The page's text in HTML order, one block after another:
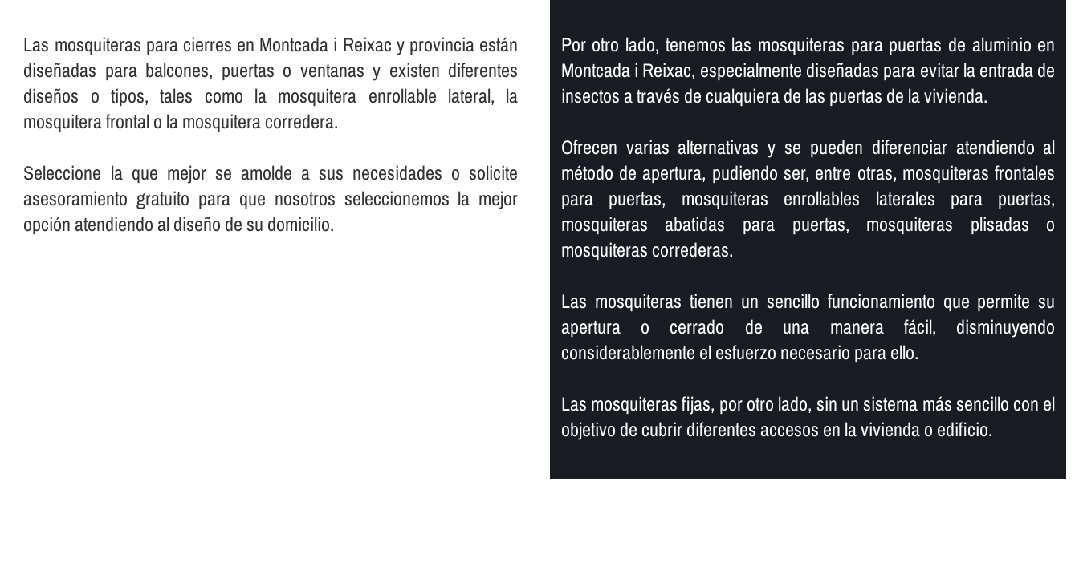
Las mosquiteras para cierres en Montcada i Reixac y provincia están
diseñadas para balcones, puertas o ventanas y existen diferentes
diseños o tipos, tales como la mosquitera enrollable lateral, la
mosquitera frontal o la mosquitera corredera.
Seleccione la que mejor se amolde a sus necesidades o solicite
asesoramiento gratuito para que nosotros seleccionemos la mejor
opción atendiendo al diseño de su domicilio.
Por otro lado, tenemos las mosquiteras para puertas de aluminio en
Montcada i Reixac, especialmente diseñadas para evitar la entrada de
insectos a través de cualquiera de las puertas de la vivienda.
Ofrecen varias alternativas y se pueden diferenciar atendiendo al
método de apertura, pudiendo ser, entre otras, mosquiteras frontales
para puertas, mosquiteras enrollables laterales para puertas,
mosquiteras abatidas para puertas, mosquiteras plisadas o
mosquiteras correderas.
Las mosquiteras tienen un sencillo funcionamiento que permite su
apertura o cerrado de una manera fácil, disminuyendo
considerablemente el esfuerzo necesario para ello.
Las mosquiteras fijas, por otro lado, sin un sistema más sencillo con el
objetivo de cubrir diferentes accesos en la vivienda o edificio.